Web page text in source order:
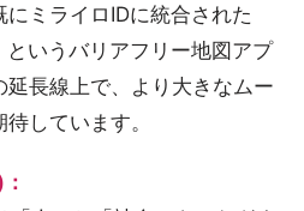
ミライロIDに統合された
というバリアフリー地図アプ
延長線上で、より大きなムー
しています。